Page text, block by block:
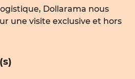
Dollarama nous
une visite exclusive et hors